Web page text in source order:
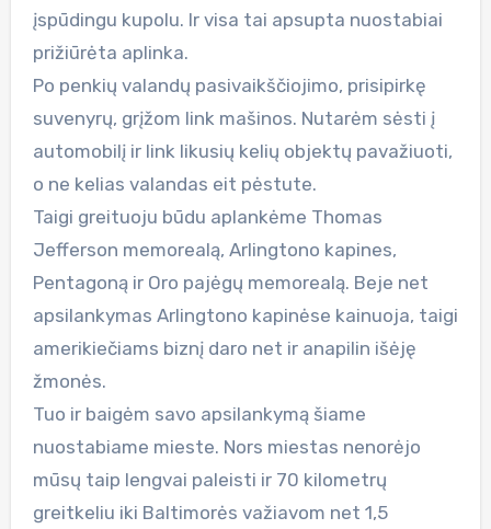
įspūdingu kupolu. Ir visa tai apsupta nuostabiai
prižiūrėta aplinka.
Po penkių valandų pasivaikščiojimo, prisipirkę
suvenyrų, grįžom link mašinos. Nutarėm sėsti į
automobilį ir link likusių kelių objektų pavažiuoti,
o ne kelias valandas eit pėstute.
Taigi greituoju būdu aplankėme Thomas
Jefferson memorealą, Arlingtono kapines,
Pentagoną ir Oro pajėgų memorealą. Beje net
apsilankymas Arlingtono kapinėse kainuoja, taigi
amerikiečiams biznį daro net ir anapilin išėję
žmonės.
Tuo ir baigėm savo apsilankymą šiame
nuostabiame mieste. Nors miestas nenorėjo
mūsų taip lengvai paleisti ir 70 kilometrų
greitkeliu iki Baltimorės važiavom net 1,5